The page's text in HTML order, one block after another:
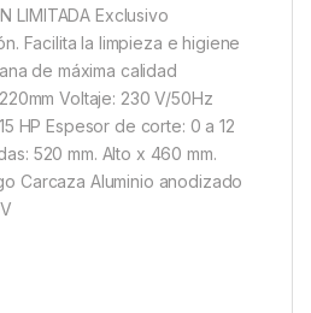
LIMITADA Exclusivo
Facilita la limpieza e higiene
de máxima calidad
Voltaje: 230 V/50Hz
HP Espesor de corte: 0 a 12
520 mm. Alto x 460 mm.
Carcaza Aluminio anodizado